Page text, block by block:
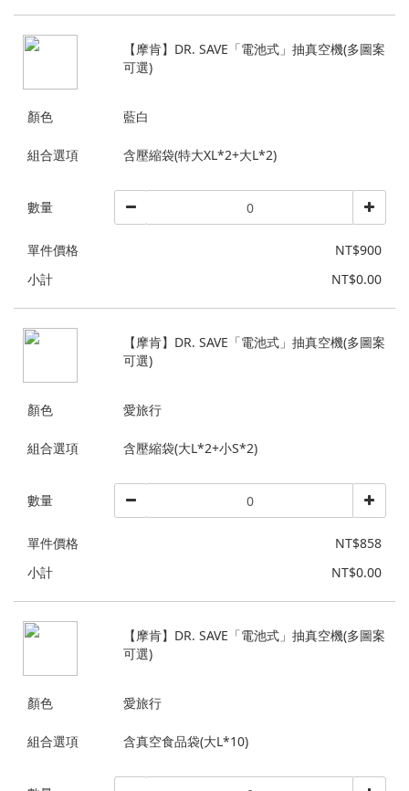
【摩肯】DR. SAVE「電池式」抽真空機(多圖案
可選)
顏色 藍白
組合選項 含壓縮袋(特大XL*2+大L*2)
數量
單件價格
NT$900
小計
NT$0.00
【摩肯】DR. SAVE「電池式」抽真空機(多圖案
可選)
顏色 愛旅行
組合選項 含壓縮袋(大L*2+小S*2)
數量
單件價格
NT$858
小計
NT$0.00
【摩肯】DR. SAVE「電池式」抽真空機(多圖案
可選)
顏色 愛旅行
組合選項 含真空食品袋(大L*10)